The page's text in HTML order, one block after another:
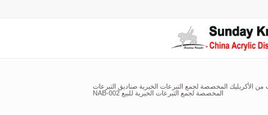
من الأكريليك المخصصة لجمع التبرعات الخيرية صناديق التبرعات
المخصصة لجمع التبرعات الخيرية للبيع NAB-002